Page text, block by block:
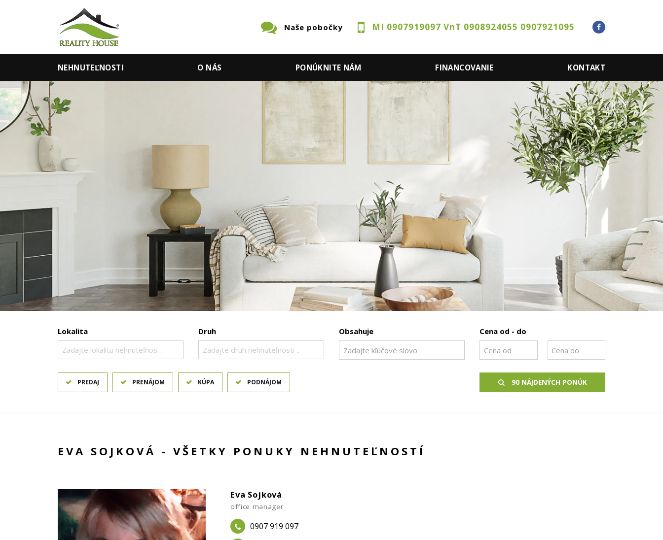
MI 0907919097 VnT 0908924055 0907921095
Naše pobočky
NEHNUTEĽNOSTI O NÁS PONÚKNITE NÁM FINANCOVANIE KONTAKT
Lokalita
Zadajte lokalitu nehnuteľnosti ..
Druh
Zadajte druh nehnuteľnosti ..
Obsahuje Cena od - do
PREDAJ PRENÁJOM KÚPA PODNÁJOM 90 NÁJDENÝCH PONÚK
EVA SOJKOVÁ - VŠETKY PONUKY NEHNUTEĽNOSTÍ
Eva Sojková
office manager
0907 919 097